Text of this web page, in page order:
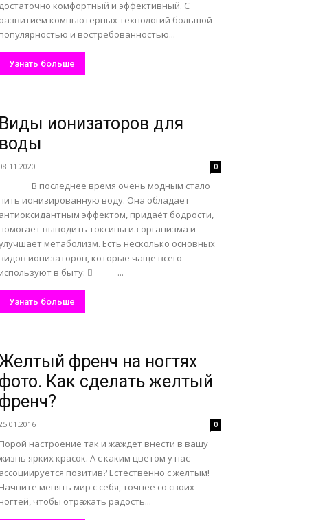
достаточно комфортный и эффективный. С
развитием компьютерных технологий большой
популярностью и востребованностью...
Узнать больше
Виды ионизаторов для
воды
0
В последнее время очень модным стало
пить ионизированную воду. Она обладает
антиоксидантным эффектом, придаёт бодрости,
помогает выводить токсины из организма и
метаболизм. Есть несколько основных
видов ионизаторов, которые чаще всего
используют в быту:  ...
Узнать больше
френч на ногтях
фото. Как сделать желтый
френч?
0
Порой настроение так и жаждет внести в вашу
ярких красок. А с каким цветом у нас
ассоциируется позитив? Естественно с желтым!
Начните менять мир с себя, точнее со своих
ногтей, чтобы отражать радость...